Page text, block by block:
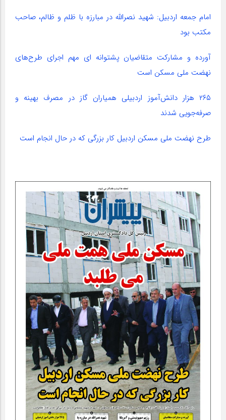
امام جمعه اردبیل: شهید نصرالله در مبارزه با ظلم و ظالم، صاحب
مکتب بود
آورده و مشارکت متقاضیان پشتوانه ای مهم اجرای طرح‌های
نهضت ملی مسکن است
۲۶۵ هزار دانش‌آموز اردبیلی همیاران گاز در مصرف بهینه و
صرفه‌جویی شدند
طرح نهضت ملی مسکن اردبیل کار بزرگی که در حال انجام است